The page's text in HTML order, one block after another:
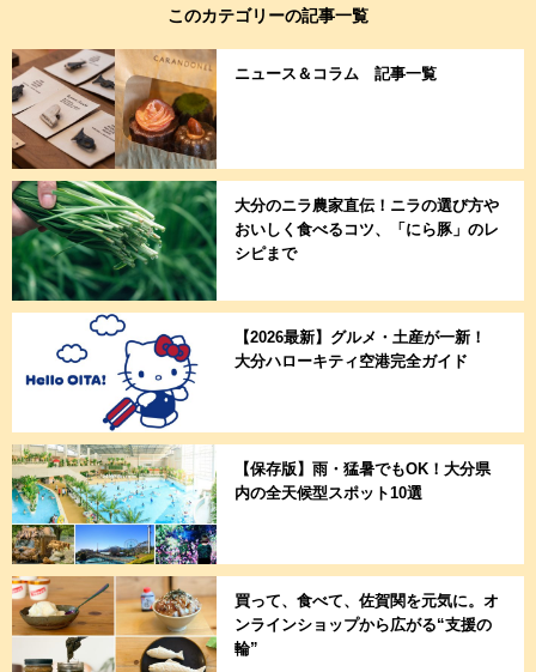
このカテゴリーの記事一覧
ニュース＆コラム 記事一覧
大分のニラ農家直伝！ニラの選び方や
おいしく食べるコツ、「にら豚」のレ
シピまで
【2026最新】グルメ・土産が一新！
大分ハローキティ空港完全ガイド
【保存版】雨・猛暑でもOK！大分県
内の全天候型スポット10選
買って、食べて、佐賀関を元気に。オ
ンラインショップから広がる“支援の
輪”